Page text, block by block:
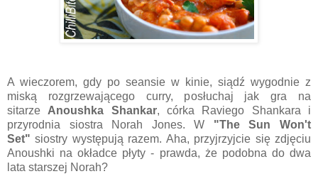
A wieczorem, gdy po seansie w kinie, siądź wygodnie z
miską rozgrzewającego curry, posłuchaj jak gra na
sitarze Anoushka Shankar, córka Raviego Shankara i
przyrodnia siostra Norah Jones. W "The Sun Won't
Set" siostry występują razem. Aha, przyjrzyjcie się zdjęciu
Anoushki na okładce płyty - prawda, że podobna do dwa
lata starszej Norah?